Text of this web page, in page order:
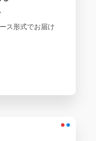
ス形式でお届け